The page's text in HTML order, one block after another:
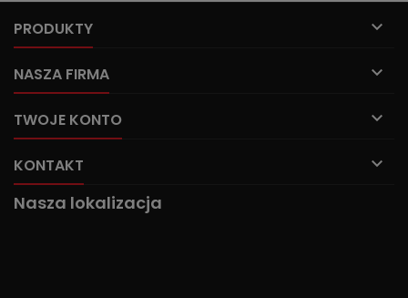
PRODUKTY 
NASZA FIRMA 
TWOJE KONTO 
KONTAKT 
Nasza lokalizacja